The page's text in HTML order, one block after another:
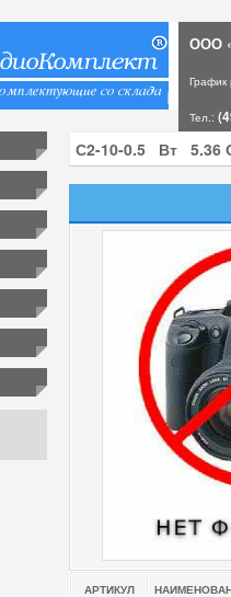
ООО
Тел.:
АРТИКУЛ